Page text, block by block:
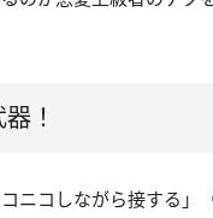
！
ニコしながら接する」